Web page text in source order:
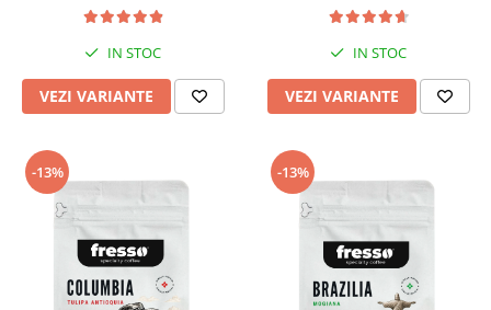
IN STOC
VEZI VARIANTE
IN STOC
VEZI VARIANTE
-13% -13%